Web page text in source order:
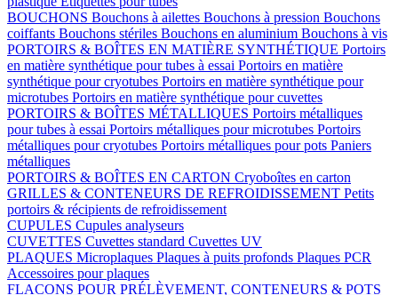
BOUCHONS Bouchons à ailettes Bouchons à pression Bouchons
coiffants Bouchons stériles Bouchons en aluminium Bouchons à vis
PORTOIRS & BOÎTES EN MATIÈRE SYNTHÉTIQUE Portoirs
en matière synthétique pour tubes à essai Portoirs en matière
synthétique pour cryotubes Portoirs en matière synthétique pour
microtubes Portoirs en matière synthétique pour cuvettes
PORTOIRS & BOÎTES MÉTALLIQUES Portoirs métalliques
pour tubes à essai Portoirs métalliques pour microtubes Portoirs
métalliques pour cryotubes Portoirs métalliques pour pots Paniers
métalliques
PORTOIRS & BOÎTES EN CARTON Cryoboîtes en carton
GRILLES & CONTENEURS DE REFROIDISSEMENT Petits
portoirs & récipients de refroidissement
CUPULES Cupules analyseurs
CUVETTES Cuvettes standard Cuvettes UV
PLAQUES Microplaques Plaques à puits profonds Plaques PCR
Accessoires pour plaques
FLACONS POUR PRÉLÈVEMENT, CONTENEURS & POTS